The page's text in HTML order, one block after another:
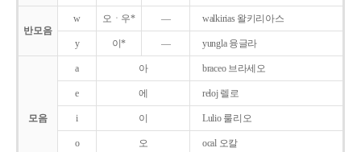
반모음
w 오ㆍ우* ― walkirias 왈키리아스
y 이* ― yungla 융글라
모음
a 아 braceo 브라세오
e 에 reloj 렐로
i 이 Lulio 룰리오
o 오 ocal 오칼